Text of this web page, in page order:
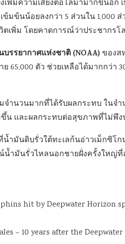
เพิ่มความเสี่ยงต่อโลมามากขึ้นอี
มข้นน้อยลงกว่า 5 ส่วนใน 1,000
ตเพิ่ม โดยคาดการณ์ว่าประชาก
รรยากาศแห่งชาติ (NOAA) ของส
65,000 ตัว ช่วยเหลือได้มากกว่า
จำนวนมากที่ได้รับผลกระทบ ในจ
น และผลกระทบต่อสุขภาพที่ไม่พึ
ำมันดิบรั่วใต้ทะเลก้นอ่าวเม็กซิโก
น้ำมันรั่วไหลนอกชายฝั่งครั้งใหญ่
hit by Deepwater
– 10 years after the